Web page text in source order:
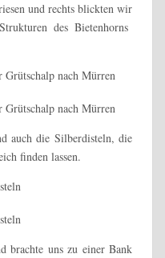
und rechts blickten wir
des Bietenhorns
auch die Silberdisteln, die
finden lassen.
brachte uns zu einer Bank